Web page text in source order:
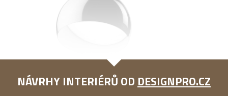
NÁVRHY INTERIÉRŮ OD DESIGNPRO.CZ